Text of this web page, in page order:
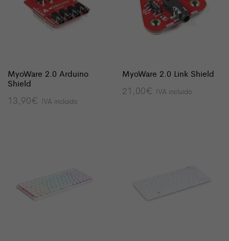
MyoWare 2.0 Arduino
Shield
13,90€ IVA incluido
MyoWare 2.0 Link Shield
21,00€ IVA incluido